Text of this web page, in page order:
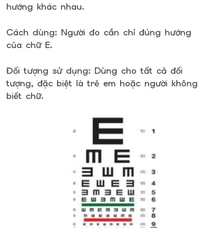
hướng khác nhau.
Cách dùng: Người đo cần chỉ đúng hướng
của chữ E.
Đối tượng sử dụng: Dùng cho tất cả đối
tượng, đặc biệt là trẻ em hoặc người không
biết chữ.